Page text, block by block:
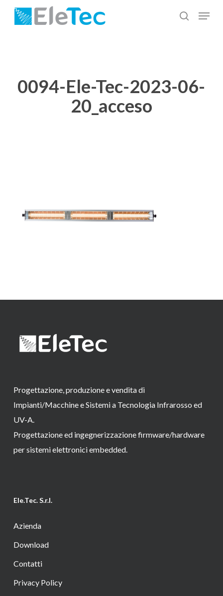
Salta
cerca
Menu
0094-Ele-Tec-2023-06-
20_acceso
Progettazione, produzione e vendita di
Impianti/Macchine e Sistemi a Tecnologia Infrarosso ed
UV-A.
Progettazione ed ingegnerizzazione firmware/hardware
per sistemi elettronici embedded.
Ele.Tec. S.r.l.
Azienda
Download
Contatti
Privacy Policy